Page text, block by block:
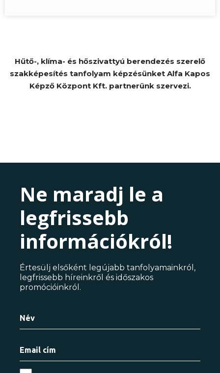
Hűtő-, klíma- és hőszivattyú berendezés szerelő
szakképesítés tanfolyam képzésünket Alfa Kapos
Képző Központ Kft. partnerünk szervezi.
Ne maradj le a
legfrissebb
információkról!
Értesülj elsőként legújabb tanfolyamainkról,
legfrissebb híreinkről és időszakos
promócióinkról.